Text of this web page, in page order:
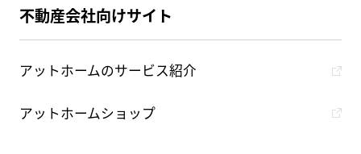
不動産会社向けサイト
アットホームのサービス紹介
アットホームショップ